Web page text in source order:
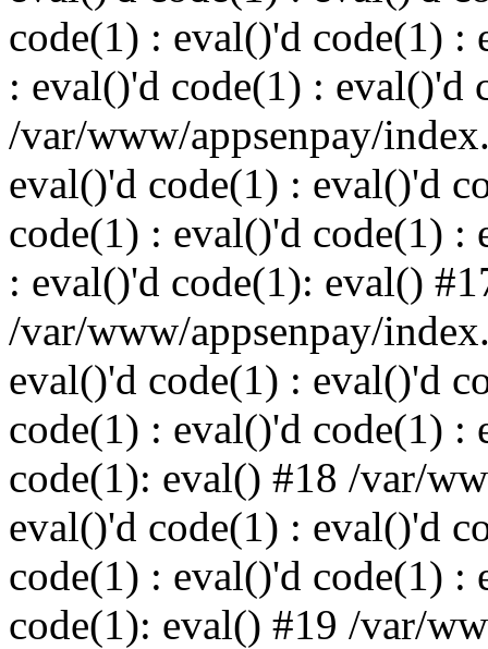
code(1) : eval()'d code(1) :
: eval()'d code(1) : eval()'d
/var/www/appsenpay/
eval()'d code(1) : eval()'d
code(1) : eval()'d code(1) :
: eval()'d code(1): eval()
/var/www/appsenpay/
eval()'d code(1) : eval()'d
code(1) : eval()'d code(1) :
code(1): eval() #18 /var/
eval()'d code(1) : eval()'d
code(1) : eval()'d code(1) :
code(1): eval() #19 /var/